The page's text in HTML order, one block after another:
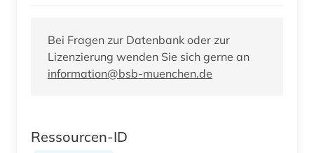
Bei Fragen zur Datenbank oder zur
Lizenzierung wenden Sie sich gerne an
information@bsb-muenchen.de
Ressourcen-ID